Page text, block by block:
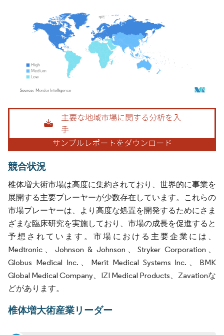
画像 © Mordor Intelligence。再利用にはCC BY 4.0の表示が必要です。
競合状況
椎体増大術市場は高度に集約されており、世界的に事業を
展開する主要プレーヤーが少数存在しています。これらの
市場プレーヤーは、より高度な処置を開発するためにさま
ざまな臨床研究を実施しており、市場の成長を促進すると
予想されています。市場における主要企業には、
Medtronic、Johnson & Johnson、Stryker Corporation、
Globus Medical Inc.、Merit Medical Systems Inc.、BMK
Global Medical Company、IZI Medical Products、Zavationな
どがあります。
椎体増大術産業リーダー